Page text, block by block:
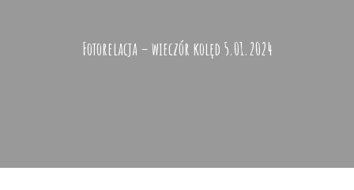
Fotorelacja – wieczór kolęd 5.01.2024